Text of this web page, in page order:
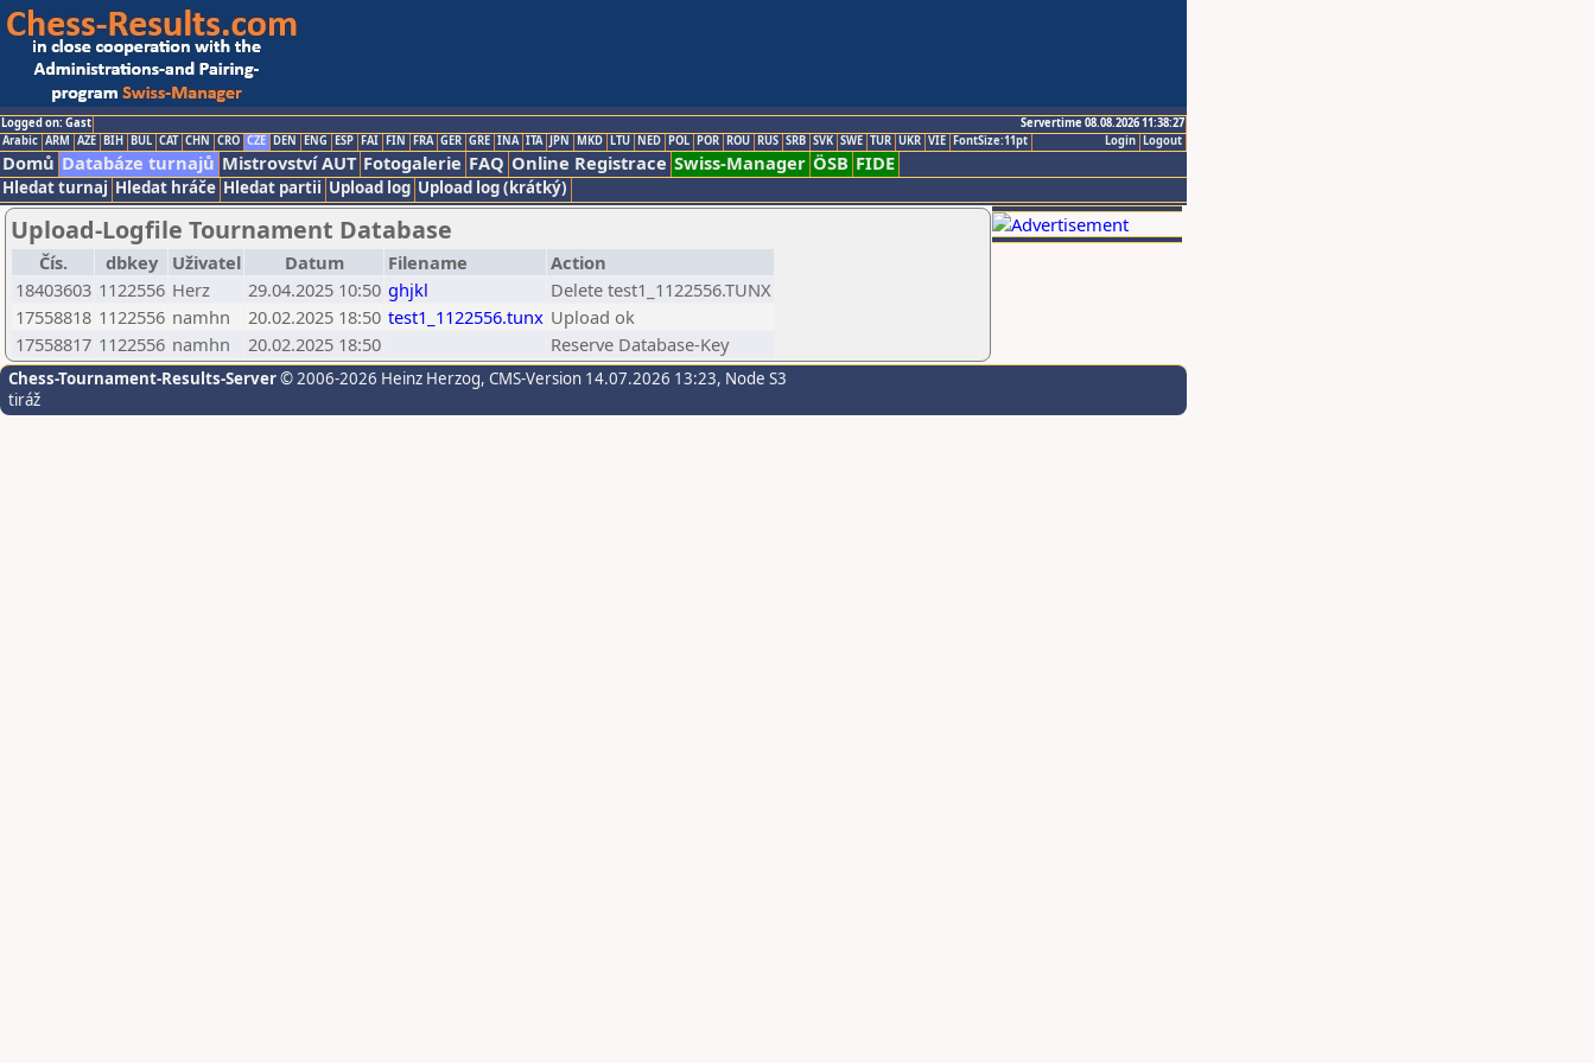
Logged on: Gast
Servertime 08.08.2026 11:38:27
Logout
Login
Arabic ARM AZE BIH BUL CAT CHN CRO CZE DEN ENG ESP FAI FIN FRA GER GRE INA ITA JPN MKD LTU NED POL POR ROU RUS SRB SVK SWE TUR UKR VIE FontSize:11pt
Domů Databáze turnajů Mistrovství AUT Fotogalerie FAQ Online Registrace Swiss-Manager ÖSB FIDE
Hledat turnaj Hledat hráče Hledat partii Upload log Upload log (krátký)
Upload-Logfile Tournament Database
Čís. dbkey Uživatel Datum Filename
Action
18403603 1122556 Herz 29.04.2025 10:50 ghjkl
Delete test1_1122556.TUNX
17558818 1122556 namhn 20.02.2025 18:50 test1_1122556.tunx Upload ok
17558817 1122556 namhn 20.02.2025 18:50 Reserve Database-Key
Chess-Tournament-Results-Server© 2006-2026 Heinz Herzog, CMS-Version 14.07.2026 13:23, Node S3
tiráž